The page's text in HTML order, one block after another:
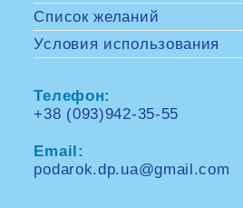
Список желаний
Условия использования
Телефон:
+38 (093)942-35-55
your
application
Email:
podarok.dp.ua@gmail.com